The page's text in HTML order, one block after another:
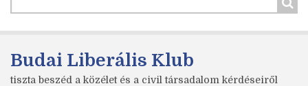
Budai Liberális Klub
tiszta beszéd a közélet és a civil társadalom kérdéseiről